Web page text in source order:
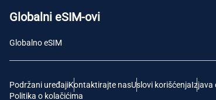
Globalni eSIM-ovi
Globalno eSIM
Podržani uređajiKontaktirajte nasUslovi korišćenjaIzjava
Politika o kolačićima